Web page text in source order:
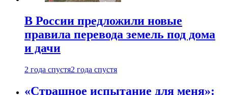
В России предложили новые
правила перевода земель под дома
и дачи
2 года спустя2 года спустя
«Страшное испытание для меня»: